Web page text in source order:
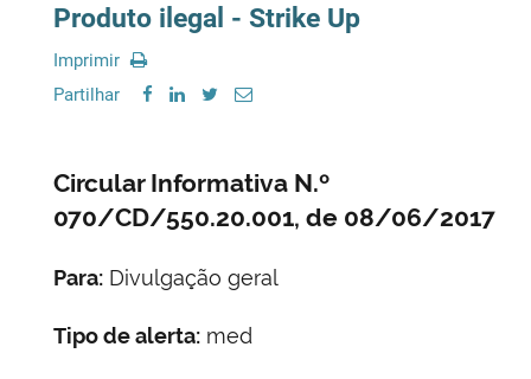
Produto ilegal - Strike Up
Imprimir
Partilhar
Circular Informativa N.º
070/CD/550.20.001, de 08/06/2017
Para: Divulgação geral
Tipo de alerta: med